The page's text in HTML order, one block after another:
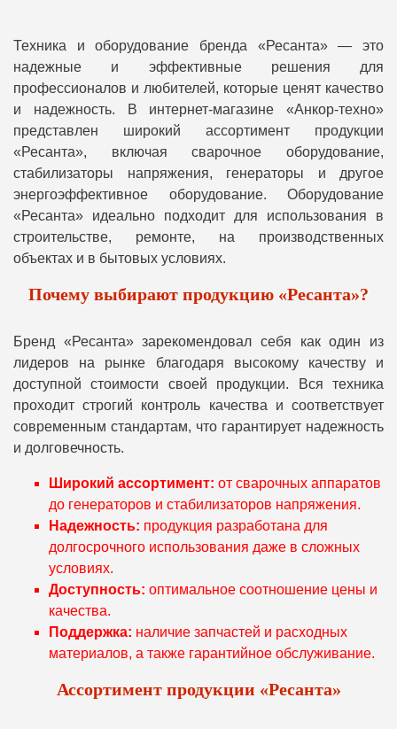
Техника и оборудование бренда «Ресанта» — это
надежные и эффективные решения для
профессионалов и любителей, которые ценят качество
и надежность. В интернет-магазине «Анкор-техно»
представлен широкий ассортимент продукции
«Ресанта», включая сварочное оборудование,
стабилизаторы напряжения, генераторы и другое
энергоэффективное оборудование. Оборудование
«Ресанта» идеально подходит для использования в
строительстве, ремонте, на производственных
объектах и в бытовых условиях.
Почему выбирают продукцию «Ресанта»?
Бренд «Ресанта» зарекомендовал себя как один из
лидеров на рынке благодаря высокому качеству и
доступной стоимости своей продукции. Вся техника
проходит строгий контроль качества и соответствует
современным стандартам, что гарантирует надежность
и долговечность.
Широкий ассортимент: от сварочных аппаратов
до генераторов и стабилизаторов напряжения.
Надежность: продукция разработана для
долгосрочного использования даже в сложных
условиях.
Доступность: оптимальное соотношение цены и
качества.
Поддержка: наличие запчастей и расходных
материалов, а также гарантийное обслуживание.
Ассортимент продукции «Ресанта»